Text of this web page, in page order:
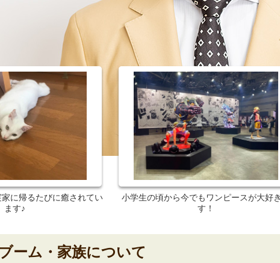
に帰るたびに癒されてい
ます♪
小学生の頃から今でもワンピースが大好
す！
ーム・家族について